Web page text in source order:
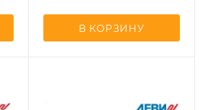
В КОРЗИНУ